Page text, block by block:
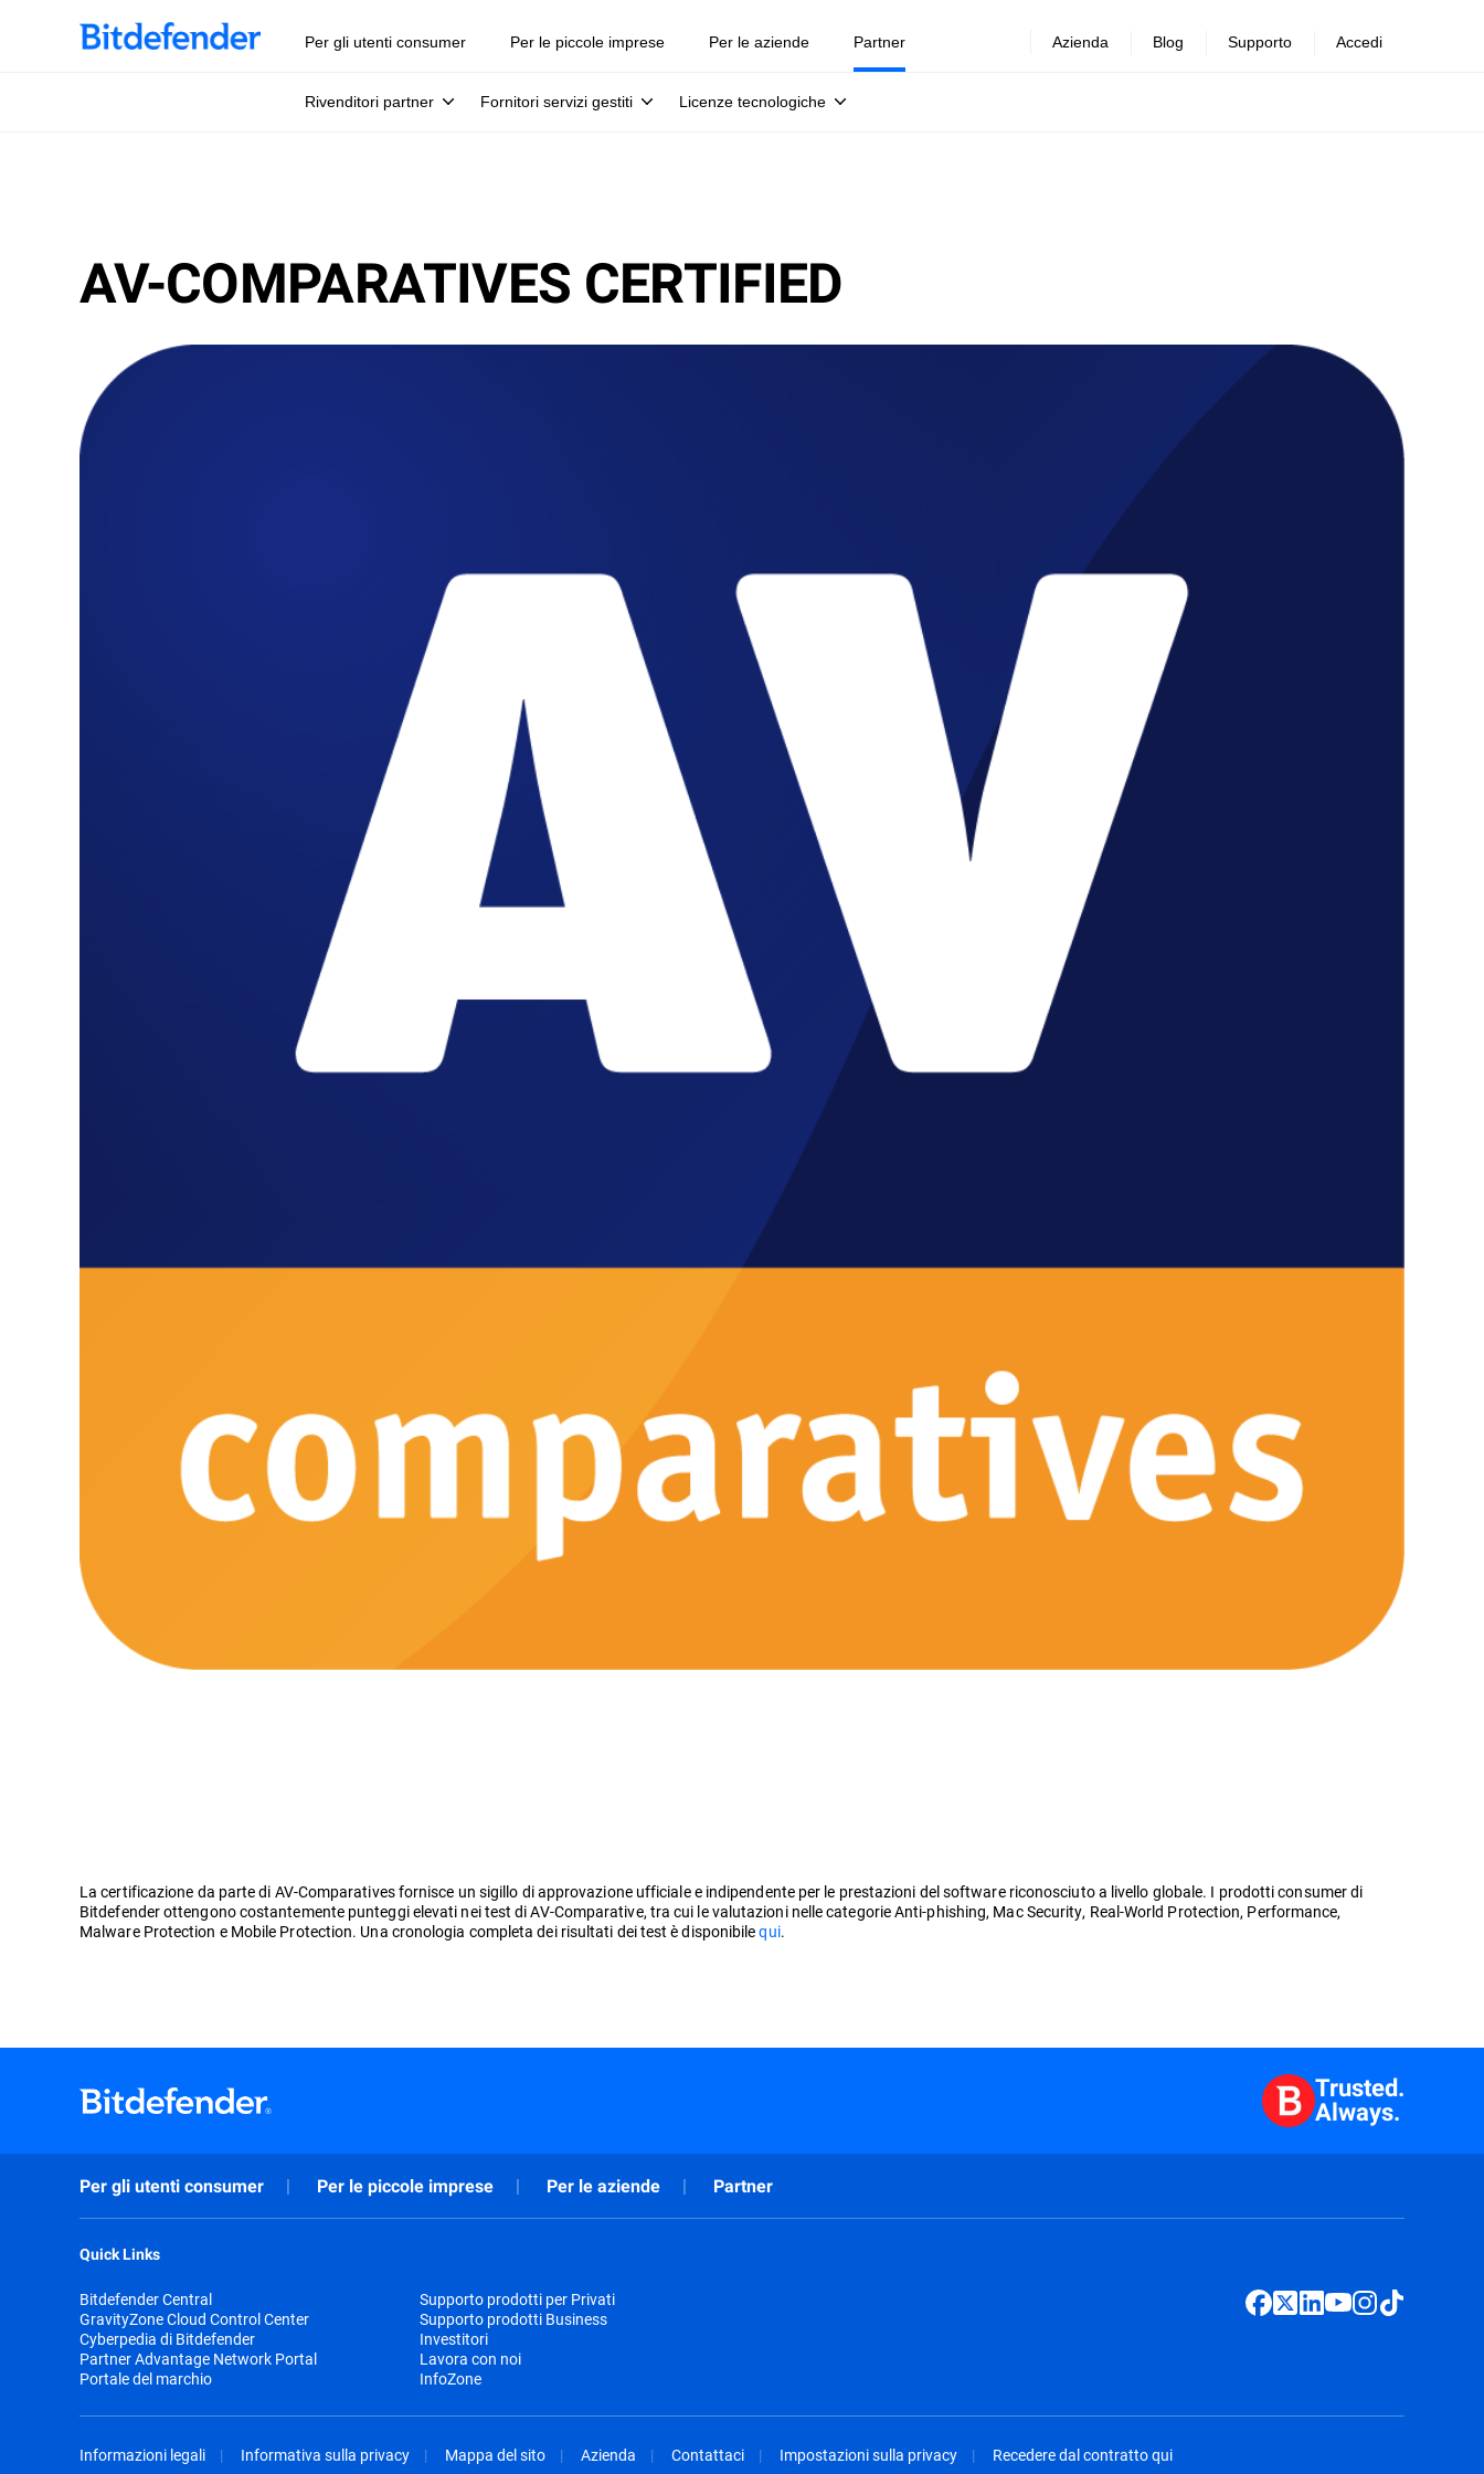
Per gli utenti consumer Per le piccole imprese Per le aziende Partner
Rivenditori partner Fornitori servizi gestiti Licenze tecnologiche
Azienda Blog Supporto Accedi
AV-COMPARATIVES CERTIFIED
La certificazione da parte di AV-Comparatives fornisce un sigillo di approvazione ufficiale e indipendente per le prestazioni del software riconosciuto a livello globale. I prodotti consumer di
Bitdefender ottengono costantemente punteggi elevati nei test di AV-Comparative, tra cui le valutazioni nelle categorie Anti-phishing, Mac Security, Real-World Protection, Performance,
Malware Protection e Mobile Protection. Una cronologia completa dei risultati dei test è disponibilequi.
Trusted.
Always.
Per gli utenti consumer Per le piccole imprese Per le aziende Partner
Quick Links
Bitdefender Central
GravityZone Cloud Control Center
Cyberpedia di Bitdefender
Partner Advantage Network Portal
Portale del marchio
Supporto prodotti per Privati
Supporto prodotti Business
Investitori
Lavora con noi
InfoZone
Informazioni legali Informativa sulla privacy Mappa del sito Azienda Contattaci Impostazioni sulla privacy Recedere dal contratto qui